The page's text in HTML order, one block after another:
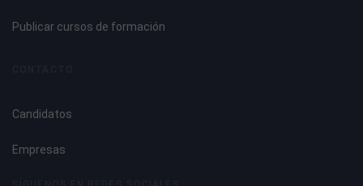
Publicar cursos de formación
Candidatos
Empresas